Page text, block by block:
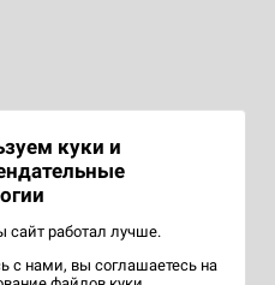
куки и
сайт работал лучше.
с нами, вы соглашаетесь на